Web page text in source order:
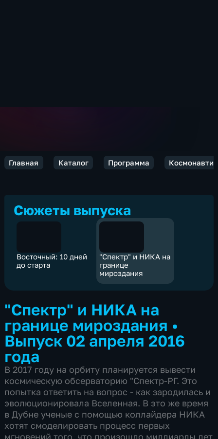
Главная Каталог Программа
Сюжеты выпуска
Восточный: 10 дней
до старта
"Спектр" и НИКА на
границе
мироздания
"Спектр" и НИКА на
границе мироздания •
Выпуск 02 апреля 2016
года
В 2017 году на орбиту планируется вывести
космическую обсерваторию "Спектр-РГ. Это
попытка ответить на вопрос - как зародилась и
эволюционировала Вселенная. В это же время
в Дубне ученые с помощью коллайдера НИКА
хотят смоделировать процесс первых
мгновений того, что произошло миллиарды лет